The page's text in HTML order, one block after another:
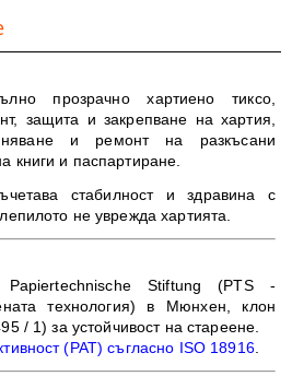
прозрачно хартиено тиксо,
защита и закрепване на хартия,
и ремонт на разкъсани
книги и паспартиране.
стабилност и здравина с
не уврежда хартията.
Stiftung (PTS -
технология) в Мюнхен, клон
/ 1) за устойчивост на стареене.
(PAT) съгласно ISO 18916.